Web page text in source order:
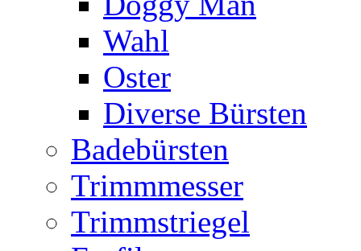
Wahl
Oster
Diverse Bürsten
Badebürsten
Trimmmesser
Trimmstriegel